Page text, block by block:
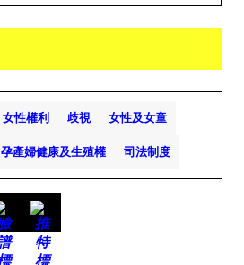
女性權利 歧視 女性及女童
孕產婦健康及生殖權 司法制度